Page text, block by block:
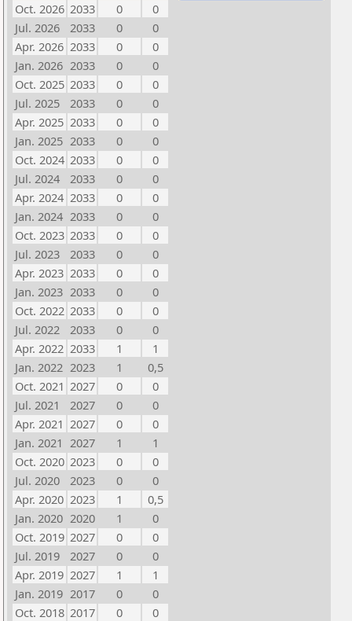
Oct. 2026 2033 0
0
Jul. 2026
2033 0
0
Apr. 2026 2033 0
0
Jan. 2026 2033 0
0
Oct. 2025 2033 0
0
Jul. 2025
2033 0
0
Apr. 2025 2033 0
0
Jan. 2025 2033 0
0
Oct. 2024 2033 0
0
Jul. 2024
2033 0
0
Apr. 2024 2033 0
0
Jan. 2024 2033 0
0
Oct. 2023 2033 0
0
Jul. 2023
2033 0
0
Apr. 2023 2033 0
0
Jan. 2023 2033 0
0
Oct. 2022 2033 0
0
Jul. 2022
2033 0
0
Apr. 2022 2033 1
1
Jan. 2022 2023 1
0,5
Oct. 2021 2027 0
0
Jul. 2021
2027 0
0
Apr. 2021 2027 0
0
Jan. 2021 2027 1
1
Oct. 2020 2023 0
0
Jul. 2020
2023 0
0
Apr. 2020 2023 1
0,5
Jan. 2020 2020 1
0
Oct. 2019 2027 0
0
Jul. 2019
2027 0
0
Apr. 2019 2027 1
1
Jan. 2019 2017 0
0
Oct. 2018 2017 0
0